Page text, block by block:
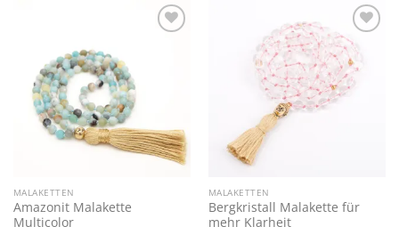
hinzufügen
MALAKETTEN
Amazonit Malakette
Multicolor
Zur
Wunschliste
hinzufügen
MALAKETTEN
Bergkristall Malakette für
mehr Klarheit